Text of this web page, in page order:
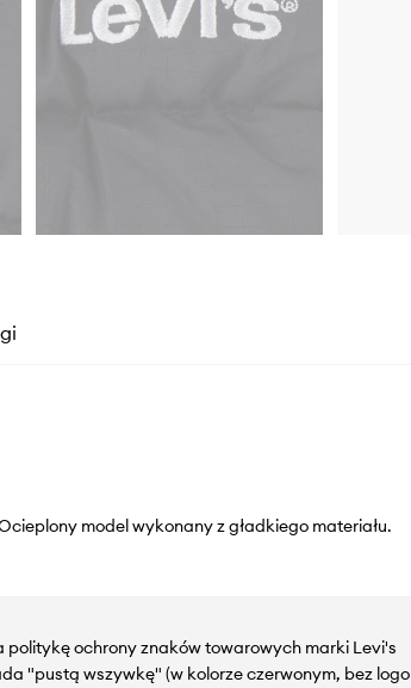
model wykonany z gładkiego materiału.
politykę ochrony znaków towarowych marki Levi's
"pustą wszywkę" (w kolorze czerwonym, bez logo